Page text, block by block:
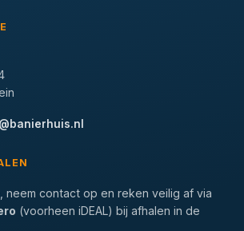
neem contact op en reken veilig af via
(voorheen iDEAL) bij afhalen in de